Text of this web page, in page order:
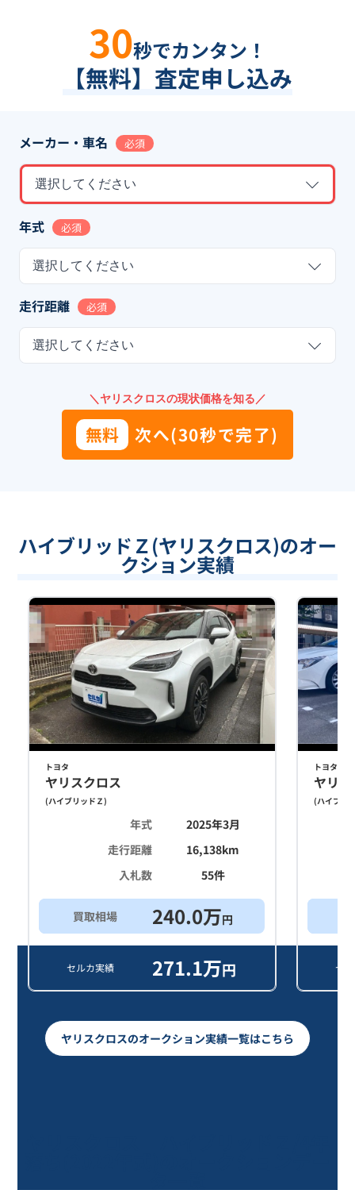
30秒でカンタン！
【無料】査定申し込み
メーカー・車名 必須
選択してください
年式 必須
選択してください
走行距離 必須
選択してください
＼ヤリスクロスの現状価格を知る／
無料 次へ(30秒で完了)
ハイブリッドＺ(ヤリスクロス)のオー
クション実績
トヨタ
ヤリスクロス
(ハイブリッドＺ)
年式
2025年3月
走行距離
16,138km
入札数
55件
買取相場 240.0万円
セルカ実績 271.1万円
トヨタ
ヤリ
(ハイブリ
セ
ヤリスクロスのオークション実績一覧はこちら